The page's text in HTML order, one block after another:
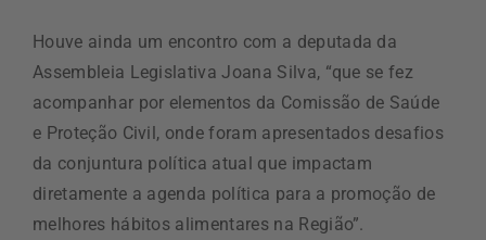
Houve ainda um encontro com a deputada da
Assembleia Legislativa Joana Silva, “que se fez
acompanhar por elementos da Comissão de Saúde
e Proteção Civil, onde foram apresentados desafios
da conjuntura política atual que impactam
diretamente a agenda política para a promoção de
melhores hábitos alimentares na Região”.